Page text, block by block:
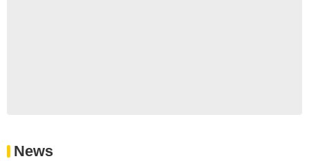
News